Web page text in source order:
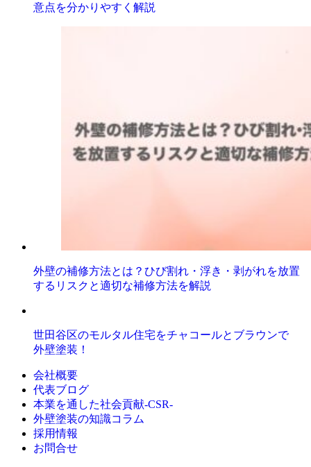
意点を分かりやすく解説
外壁の補修方法とは？ひび割れ・浮き・剥がれを放置
するリスクと適切な補修方法を解説
世田谷区のモルタル住宅をチャコールとブラウンで
外壁塗装！
会社概要
代表ブログ
本業を通した社会貢献-CSR-
外壁塗装の知識コラム
採用情報
お問合せ